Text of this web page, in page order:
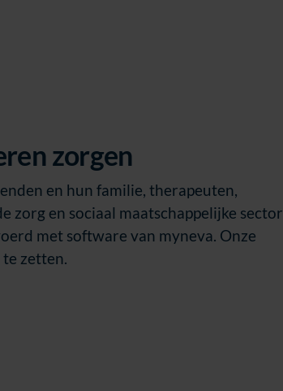
zorgen
en hun familie, therapeuten,
zorg en sociaal maatschappelijke sector
met software van myneva. Onze
zetten.